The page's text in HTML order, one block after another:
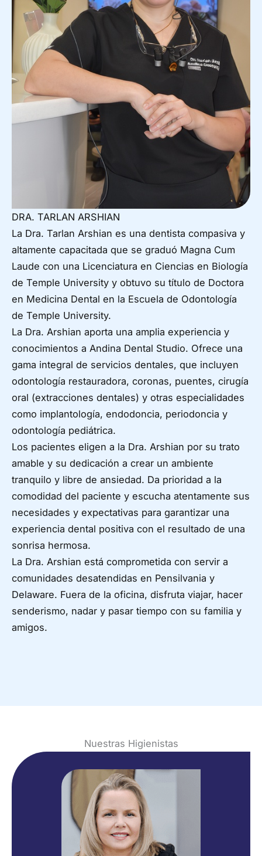
DRA. TARLAN ARSHIAN
La Dra. Tarlan Arshian es una dentista compasiva y
altamente capacitada que se graduó Magna Cum
Laude con una Licenciatura en Ciencias en Biología
de Temple University y obtuvo su título de Doctora
en Medicina Dental en la Escuela de Odontología
de Temple University.
La Dra. Arshian aporta una amplia experiencia y
conocimientos a Andina Dental Studio. Ofrece una
gama integral de servicios dentales, que incluyen
odontología restauradora, coronas, puentes, cirugía
oral (extracciones dentales) y otras especialidades
como implantología, endodoncia, periodoncia y
odontología pediátrica.
Los pacientes eligen a la Dra. Arshian por su trato
amable y su dedicación a crear un ambiente
tranquilo y libre de ansiedad. Da prioridad a la
comodidad del paciente y escucha atentamente sus
necesidades y expectativas para garantizar una
experiencia dental positiva con el resultado de una
sonrisa hermosa.
La Dra. Arshian está comprometida con servir a
comunidades desatendidas en Pensilvania y
Delaware. Fuera de la oficina, disfruta viajar, hacer
senderismo, nadar y pasar tiempo con su familia y
amigos.
Nuestras Higienistas